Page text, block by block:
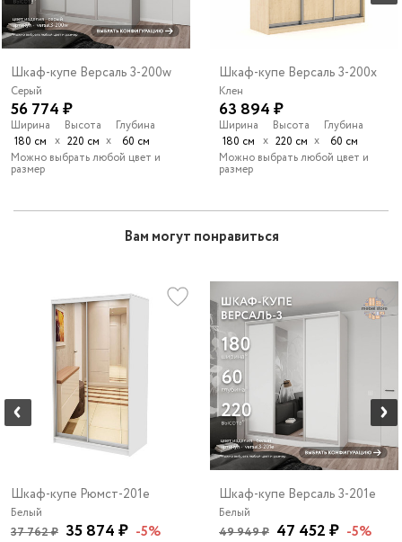
Шкаф-купе Версаль 3-200w
Серый
56 774 ₽
Ширина
180 см х
Высота
220 см х
Глубина
60 см
Можно выбрать любой цвет и
размер
Шкаф-купе Версаль 3-200x
Клен
63 894 ₽
Ширина
180 см х
Высота
220 см х
Глубина
60 см
Можно выбрать любой цвет и
размер
Вам могут понравиться
Шкаф-купе Рюмст-201e
Белый
37 762 ₽ 35 874 ₽ -5%
Шкаф-купе Версаль 3-201e
Белый
49 949 ₽ 47 452 ₽ -5%